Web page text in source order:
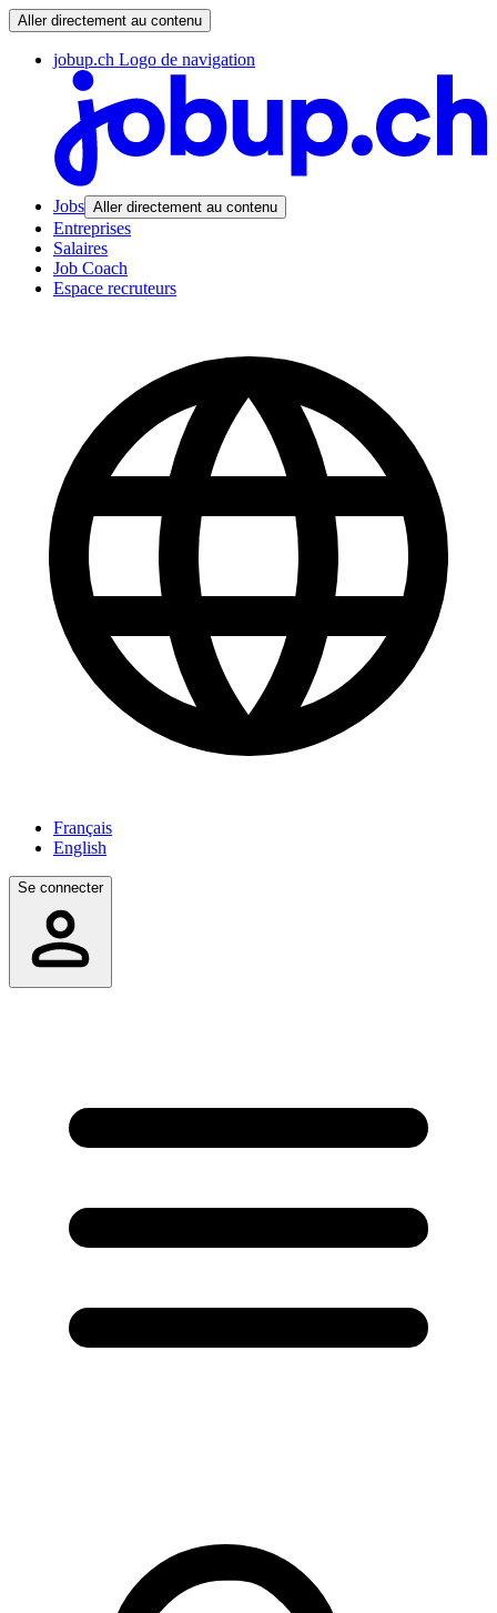
Aller directement au contenu
jobup.ch Logo de navigation
Jobs Aller directement au contenu
Entreprises
Salaires
Job Coach
Espace recruteurs
Français
English
Se connecter